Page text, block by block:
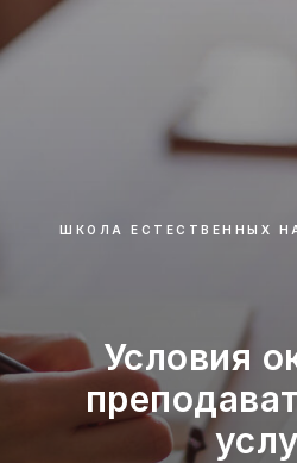
ШКОЛА ЕСТЕСТВЕННЫХ
Условия